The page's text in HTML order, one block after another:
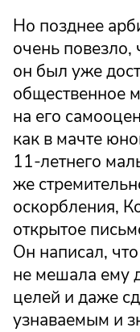
Но позднее
очень повезло,
он был уже
общественное
на его
как в мачте
11-летнего
же
оскорбления,
открытое
Он написал,
не мешала ему
целей и даже
узнаваемым и